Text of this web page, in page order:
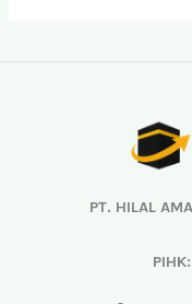
PT. HILAL
Instagram
YouTube
TikTok